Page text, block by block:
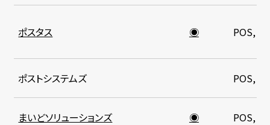
ポスタス ◉ POS,
ポストシステムズ POS,
まいどソリューションズ ◉ POS,